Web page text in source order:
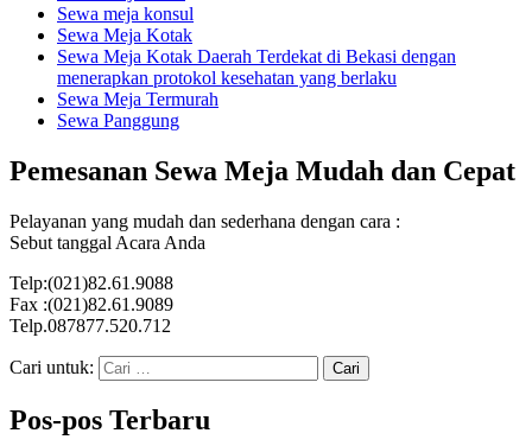
Sewa meja konsul
Sewa Meja Kotak
Sewa Meja Kotak Daerah Terdekat di Bekasi dengan
menerapkan protokol kesehatan yang berlaku
Sewa Meja Termurah
Sewa Panggung
Pemesanan Sewa Meja Mudah dan Cepat
Pelayanan yang mudah dan sederhana dengan cara :
Sebut tanggal Acara Anda
Telp:(021)82.61.9088
Fax :(021)82.61.9089
Telp.087877.520.712
Cari untuk:
Pos-pos Terbaru